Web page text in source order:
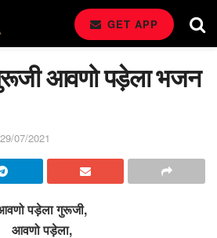
GET APP
आवणो पड़ेला भजन
29/07/2021
पड़ेला गुरूजी,
आवणो पड़ेला,